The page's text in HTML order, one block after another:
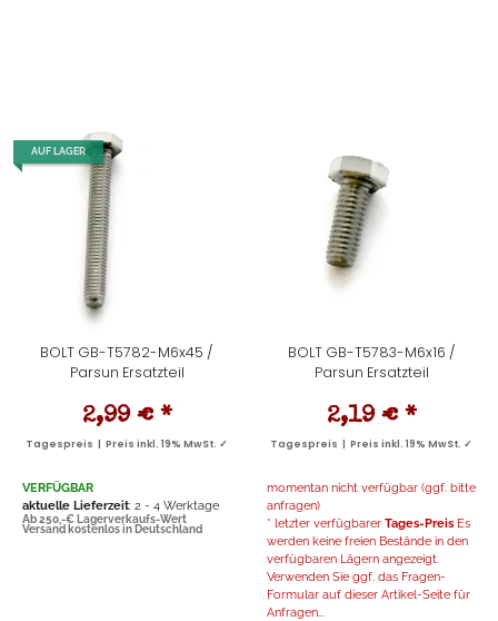
AUF LAGER
BOLT GB-T5782-M6x45 /
Parsun Ersatzteil
2,99 € *
Tagespreis | Preis inkl. 19% MwSt. ✓
VERFÜGBAR
aktuelle Lieferzeit: 2 - 4 Werktage
Ab 250,-€ Lagerverkaufs-Wert
Versand kostenlos in Deutschland
BOLT GB-T5783-M6x16 /
Parsun Ersatzteil
2,19 € *
Tagespreis | Preis inkl. 19% MwSt. ✓
momentan nicht verfügbar (ggf. bitte
anfragen)
* letzter verfügbarer Tages-Preis Es
werden keine freien Bestände in den
verfügbaren Lägern angezeigt.
Verwenden Sie ggf. das Fragen-
Formular auf dieser Artikel-Seite für
Anfragen...